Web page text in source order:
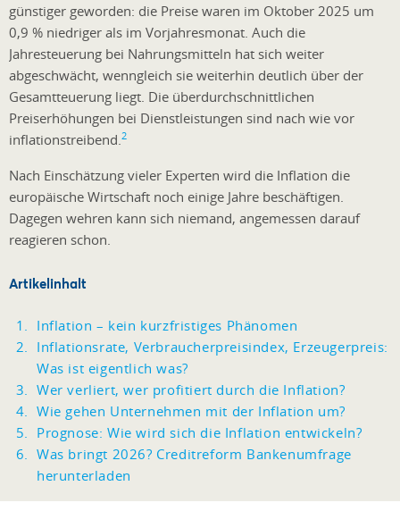
günstiger geworden: die Preise waren im Oktober 2025 um
0,9 % niedriger als im Vorjahresmonat. Auch die
Jahresteuerung bei Nahrungsmitteln hat sich weiter
abgeschwächt, wenngleich sie weiterhin deutlich über der
Gesamtteuerung liegt. Die überdurchschnittlichen
Preiserhöhungen bei Dienstleistungen sind nach wie vor
inflationstreibend. 2
Nach Einschätzung vieler Experten wird die Inflation die
europäische Wirtschaft noch einige Jahre beschäftigen.
Dagegen wehren kann sich niemand, angemessen darauf
reagieren schon.
Artikelinhalt
Inflation – kein kurzfristiges Phänomen
Inflationsrate, Verbraucherpreisindex, Erzeugerpreis:
Was ist eigentlich was?
Wer verliert, wer profitiert durch die Inflation?
Wie gehen Unternehmen mit der Inflation um?
Prognose: Wie wird sich die Inflation entwickeln?
Was bringt 2026? Creditreform Bankenumfrage
herunterladen